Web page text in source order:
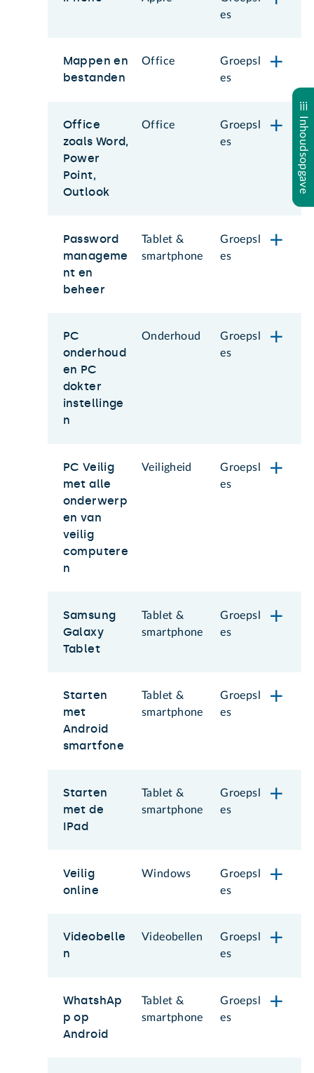
Inhoudsopgave
es
Mappen en
bestanden
Office
Groepsl
es
Office
zoals Word,
Power
Point,
Outlook
Office
Groepsl
es
Password
manageme
nt en
beheer
Tablet &
smartphone
Groepsl
es
PC
onderhoud
en PC
dokter
instellinge
n
Onderhoud
Groepsl
es
PC Veilig
met alle
onderwerp
en van
veilig
computere
n
Veiligheid
Groepsl
es
Samsung
Galaxy
Tablet
Tablet &
smartphone
Groepsl
es
Starten
met
Android
smartfone
Tablet &
smartphone
Groepsl
es
Starten
met de
IPad
Tablet &
smartphone
Groepsl
es
Veilig
online
Windows
Groepsl
es
Videobelle
n
Videobellen
Groepsl
es
WhatshAp
p op
Android
Tablet &
smartphone
Groepsl
es